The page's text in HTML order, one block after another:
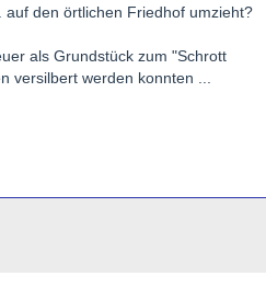
auf den örtlichen Friedhof umzieht?
als Grundstück zum "Schrott
versilbert werden konnten ...